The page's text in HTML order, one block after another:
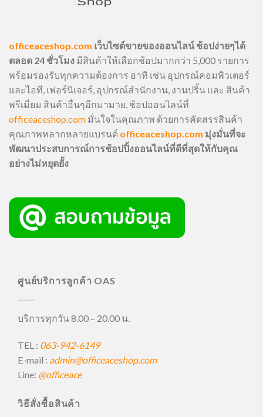
officeaceshop.com เว็บไซต์ขายของออนไลน์ ช้อปง่ายๆได้
ตลอด 24 ชั่วโมง มีสินค้าให้เลือกช้อปมากกว่า 5,000 รายการ
พร้อมรองรับทุกความต้องการ อาทิ เช่น อุปกรณ์คอมพิวเตอร์
และไอที, เฟอร์นิเจอร์, อุปกรณ์สำนักงาน, งานปริ้น และ สินค้า
พรีเมี่ยม สินค้าอื่นๆอีกมามาย, ช้อปออนไลน์ที่
officeaceshop.com มั่นใจในคุณภาพ ด้วยการคัดสรรสินค้า
คุณภาพหลากหลายแบรนด์ officeaceshop.com มุ่งมั่นที่จะ
พัฒนาประสบการณ์การช้อปปิ้งออนไลน์ที่ดีที่สุดให้กับคุณ
อย่างไม่หยุดยั้ง
ศูนย์บริการลูกค้า OAS
บริการทุกวัน 8.00 – 20.00 น.
TEL : 063-942-6149
E-mail : admin@officeaceshop.com
Line: @officeace
วิธีสั่งซื้อสินค้า